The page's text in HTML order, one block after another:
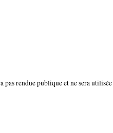
pas rendue publique et ne sera